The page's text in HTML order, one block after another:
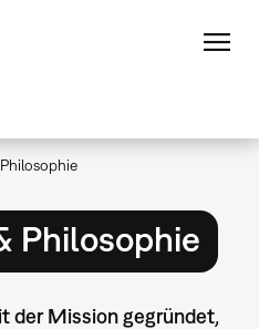
Philosophie
der Mission gegründet,